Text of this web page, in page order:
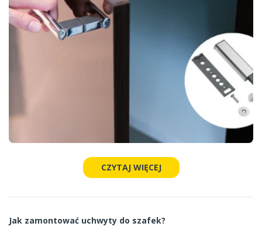
CZYTAJ WIĘCEJ
Jak zamontować uchwyty do szafek?